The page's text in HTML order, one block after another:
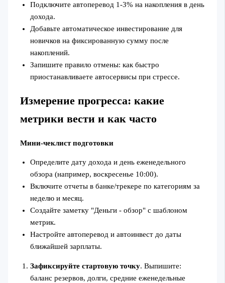
Подключите автоперевод 1-3% на накопления в день
дохода.
Добавьте автоматическое инвестирование для
новичков на фиксированную сумму после
накоплений.
Запишите правило отмены: как быстро
приостанавливаете автосервисы при стрессе.
Измерение прогресса: какие
метрики вести и как часто
Мини‑чеклист подготовки
Определите дату дохода и день еженедельного
обзора (например, воскресенье 10:00).
Включите отчеты в банке/трекере по категориям за
неделю и месяц.
Создайте заметку "Деньги - обзор" с шаблоном
метрик.
Настройте автоперевод и автоинвест до даты
ближайшей зарплаты.
Зафиксируйте стартовую точку. Выпишите:
баланс резервов, долги, средние еженедельные